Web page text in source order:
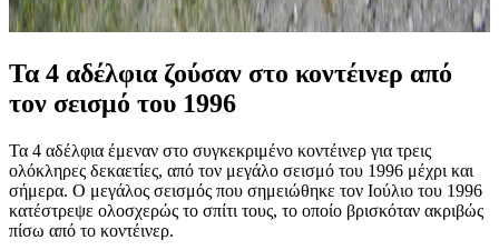
Τα 4 αδέλφια ζούσαν στο κοντέινερ από
τον σεισμό του 1996
Τα 4 αδέλφια έμεναν στο συγκεκριμένο κοντέινερ για τρεις
ολόκληρες δεκαετίες, από τον μεγάλο σεισμό του 1996 μέχρι και
σήμερα. Ο μεγάλος σεισμός που σημειώθηκε τον Ιούλιο του 1996
κατέστρεψε ολοσχερώς το σπίτι τους, το οποίο βρισκόταν ακριβώς
πίσω από το κοντέινερ.